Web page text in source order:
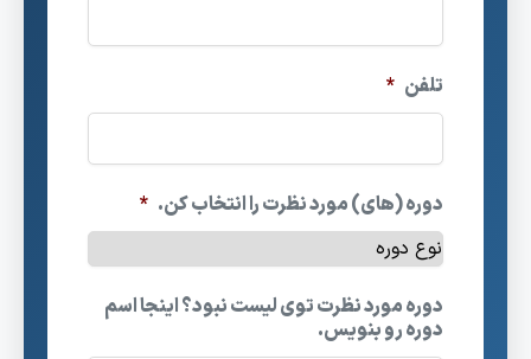
تلفن *
دوره (های) مورد نظرت را انتخاب کن. *
دوره مورد نظرت توی لیست نبود؟ اینجا اسم
دوره رو بنویس.